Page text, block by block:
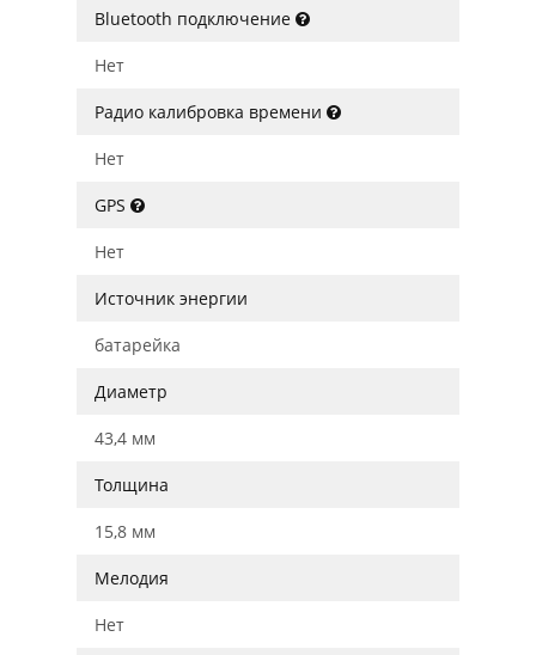
Bluetooth подключение
Нет
Радио калибровка времени
Нет
GPS
Нет
Источник энергии
батарейка
Диаметр
43,4 мм
Толщина
15,8 мм
Мелодия
Нет